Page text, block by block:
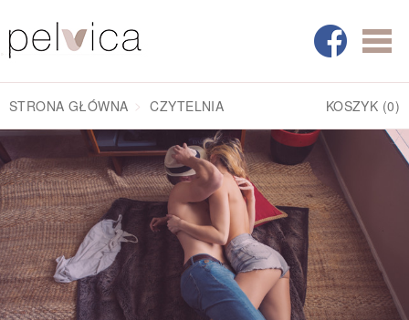
STRONA GŁÓWNA CZYTELNIA KOSZYK (0)